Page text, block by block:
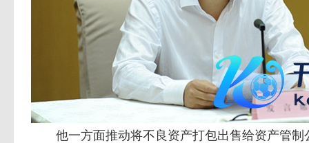
他一方面推动将不良资产打包出售给资产管制